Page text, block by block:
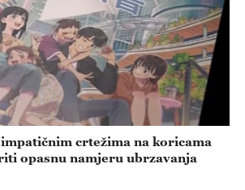
crtežima na koricama
opasnu namjeru ubrzavanja